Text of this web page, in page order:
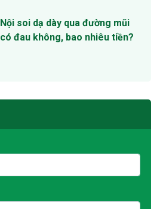
Nội soi dạ dày qua đường mũi
có đau không, bao nhiêu tiền?